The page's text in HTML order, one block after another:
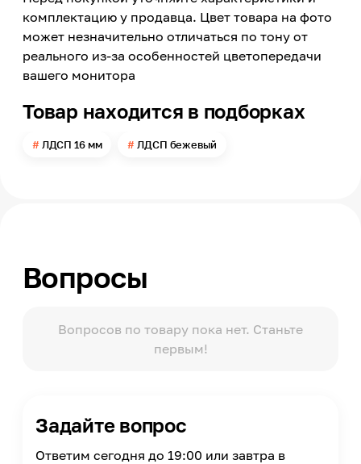
Бежевый
Цвет заявленный производителем
Ваниль
Номер цвета
Текстура
Поверхность
Толщина
16
Однотонный, Без рисунка
Страна производства
Россия
комплектацию у продавца. Цвет товара на фото
может незначительно отличаться по тону от
реального из-за особенностей цветопередачи
вашего монитора
Товар находится в подборках
ЛДСП 16 мм ЛДСП бежевый
Вопросы
Вопросов по товару пока нет. Станьте
первым!
Задайте вопрос
Ответим сегодня до 19:00 или завтра в